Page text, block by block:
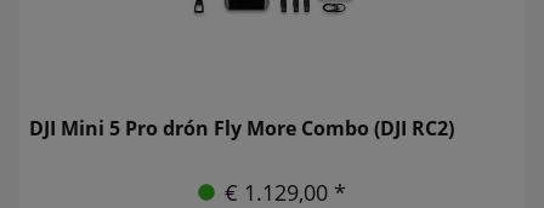
DJI Mini 5 Pro drón Fly More Combo (DJI RC2)
€ 1.129,00 *